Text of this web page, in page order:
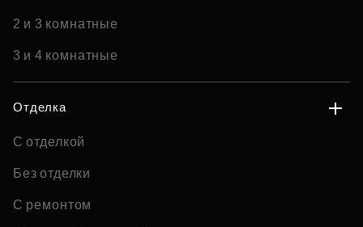
2 и 3 комнатные
3 и 4 комнатные
Отделка
С отделкой
Без отделки
С ремонтом